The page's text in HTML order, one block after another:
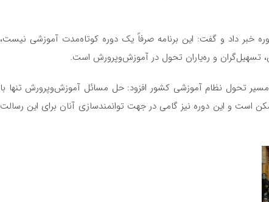
خبر داد و گفت: این برنامه صرفاً یک دوره کوتاه‌مدت آموزشی نیست،
تسهیل‌گران و ره‌یاران تحول در آموزش‌وپرورش است.
تحول نظام آموزشی کشور افزود: حل مسائل آموزش‌وپرورش تنها با
است و این دوره نیز گامی در جهت توانمندسازی آنان برای این رسالت